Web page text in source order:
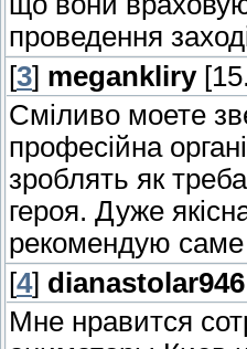
проведення
[3] megankliry
Сміливо моете
професійна
зроблять як
героя. Дуже
рекомендую
[4] dianastolar946
Мне нравится